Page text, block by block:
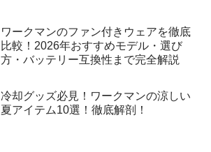
ワークマンのファン付きウェアを徹底
比較！2026年おすすめモデル・選び
方・バッテリー互換性まで完全解説
冷却グッズ必見！ワークマンの涼しい
夏アイテム10選！徹底解剖！